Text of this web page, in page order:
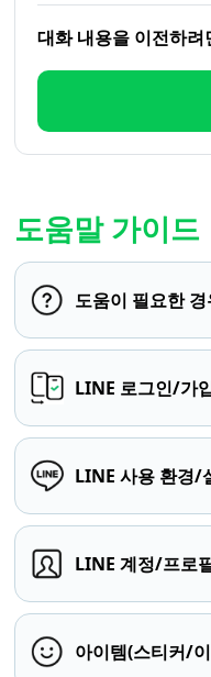
대화 내용을 이전하
도움말 가이드
도움이 필요한
LINE 로그인/가
LINE 사용 환경/
LINE 계정/프로
아이템(스티커/